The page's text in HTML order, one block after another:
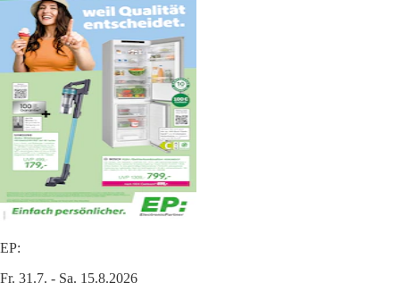
EP:
Fr. 31.7. - Sa. 15.8.2026